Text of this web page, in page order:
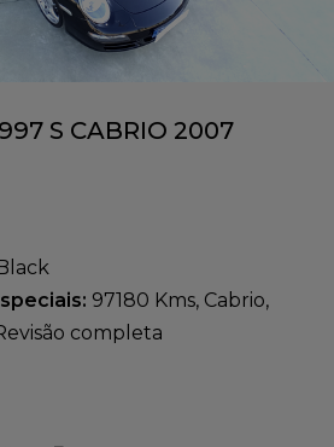
S CABRIO 2007
97180 Kms, Cabrio,
completa